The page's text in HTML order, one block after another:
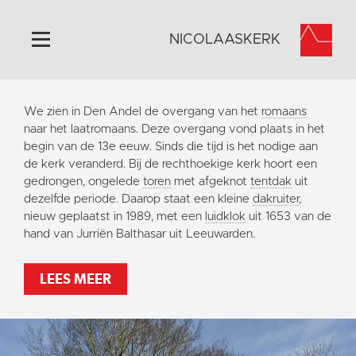
Home
Algemeen
Historie
Omgeving
Activiteiten
Steun ons
Contact
Vaktaal
NICOLAASKERK
We zien in Den Andel de overgang van het romaans
naar het laatromaans. Deze overgang vond plaats in het
begin van de 13e eeuw. Sinds die tijd is het nodige aan
de kerk veranderd. Bij de rechthoekige kerk hoort een
gedrongen, ongelede toren met afgeknot tentdak uit
dezelfde periode. Daarop staat een kleine dakruiter,
nieuw geplaatst in 1989, met een luidklok uit 1653 van de
hand van Jurriën Balthasar uit Leeuwarden.
LEES MEER